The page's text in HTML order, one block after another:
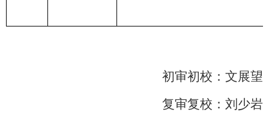
初审初校：文展望
复审复校：刘少岩